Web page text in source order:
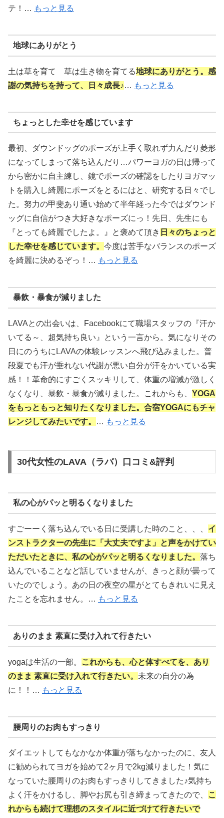
テ！… もっと見る
地球にありがとう
土は草を育て 草は生き物を育てる地球にありがとう。感
謝の気持ちを持って、日々成長♪… もっと見る
ちょっとした幸せを感じています
最初、ダウンドッグのポーズが上手く取れず力んだり菱形
になってしまって落ち込んだり…パワーヨガの日は帰って
から密かに自主練し、鏡でポーズの確認をしたりヨガマッ
トを購入し綺麗にポーズをとるにはと、研究する日々でし
た。努力の甲斐あり通い始めて半年経った今ではダウンド
ッグに自信がつき大好きなポーズにっ！先日、先生にも
『とっても綺麗でしたよ。』と褒めて頂き 日々のちょっと
した幸せを感じています。 今度は苦手なバランスのポーズ
を綺麗に決めるぞっ！… もっと見る
暴飲・暴食が減りました
LAVAとの出会いは、Facebookにて職場スタッフの『汗か
いてる～、超気持ち良い』という一言から。気になりその
日にのうちにLAVAの体験レッスンへ飛び込みました。普
段夏でも汗が垂れない代謝が悪い自分が汗をかいている実
感！！革命的にすごくスッキリして、体重の増減が激しく
なくなり、暴飲・暴食が減りました。これからも、 YOGA
をもっともっと知りたくなりました。合宿YOGAにもチャ
レンジしてみたいです。
… もっと見る
30代女性のLAVA（ラバ）口コミ&評判
私の心がパッと明るくなりました
すごーーく落ち込んでいる日に受講した時のこと、、、 イ
ンストラクターの先生に「大丈夫ですよ」と声をかけてい
ただいたときに、私の心がパッと明るくなりました。 落ち
込んでいることなど話していませんが、きっと顔が曇って
いたのでしょう。あの日の夜空の星がとてもきれいに見え
たことを忘れません。… もっと見る
ありのまま 素直に受け入れて行きたい
yogaは生活の一部。
これからも、心と体すべてを、あり
のまま 素直に受け入れて行きたい。 未来の自分の為
に！！… もっと見る
腰周りのお肉もすっきり
ダイエットしてもなかなか体重が落ちなかったのに、友人
に勧められてヨガを始めて2ヶ月で2kg減りました！気に
なっていた腰周りのお肉もすっきりしてきました♪気持ち
よく汗をかけるし、脚やお尻も引き締まってきたので、
こ
れからも続けて理想のスタイルに近づけて行きたいで